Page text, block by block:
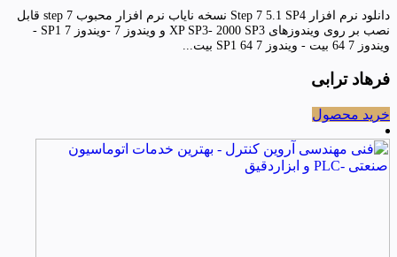
دانلود نرم افزار Step 7 5.1 SP4 نسخه نایاب نرم افزار محبوب step 7 قابل
نصب بر روی ویندوزهای XP SP3- 2000 SP3 و ویندوز 7 -ویندوز 7 SP1 -
ویندوز 7 64 بیت - ویندوز 7 SP1 64 بیت...
فرهاد ترابی
خرید محصول